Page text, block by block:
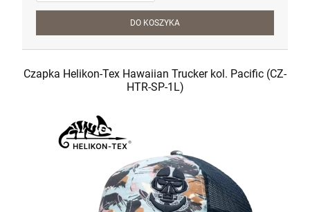
DO KOSZYKA
Czapka Helikon-Tex Hawaiian Trucker kol. Pacific (CZ-
HTR-SP-1L)